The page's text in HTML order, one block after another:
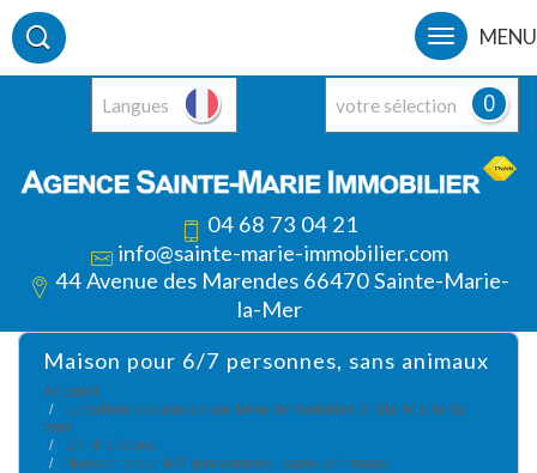
Langues votre sélection 0
04 68 73 04 21
info@sainte-marie-immobilier.com
44 Avenue des Marendes 66470 Sainte-Marie-
la-Mer
MENU
maison pour 6/7 personnes, sans animaux
Accueil
Location vacances un bien immobilier à Ste Marie la
mer
Un 4 pièces
Maison pour 6/7 personnes, sans animaux